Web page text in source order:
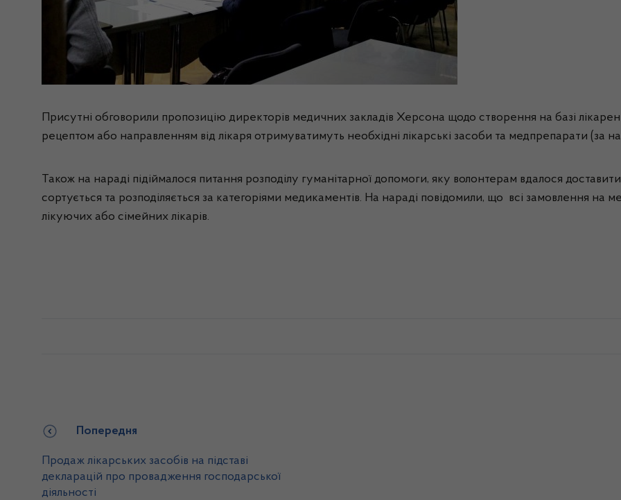
Присутні обговорили пропозицію директорів медичних закладів Херсона щодо створення на базі
рецептом або направленням від лікаря отримуватимуть необхідні лікарські засоби та медпрепарати (за
Також на нараді підіймалося питання розподілу гуманітарної допомоги, яку волонтерам вдалося
сортується та розподіляється за категоріями медикаментів. На нараді повідомили, що всі замовлення на
лікуючих або сімейних лікарів.
Попередня
Продаж лікарських засобів на підставі
декларацій про провадження господарської
діяльності